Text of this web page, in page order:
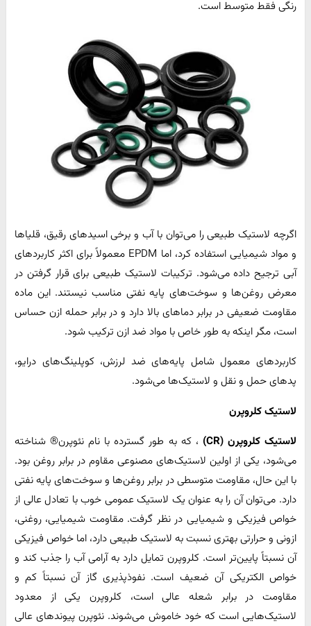
رنگی فقط متوسط ​​است.
اگرچه لاستیک طبیعی را می‌توان با آب و برخی اسیدهای رقیق، قلیاها
و مواد شیمیایی استفاده کرد، اما EPDM معمولاً برای اکثر کاربردهای
آبی ترجیح داده می‌شود. ترکیبات لاستیک طبیعی برای قرار گرفتن در
معرض روغن‌ها و سوخت‌های پایه نفتی مناسب نیستند. این ماده
مقاومت ضعیفی در برابر دماهای بالا دارد و در برابر حمله ازن حساس
است، مگر اینکه به طور خاص با مواد ضد ازن ترکیب شود.
کاربردهای معمول شامل پایه‌های ضد لرزش، کوپلینگ‌های درایو،
پدهای حمل و نقل و لاستیک‌ها می‌شود.
لاستیک کلروپرن
لاستیک کلروپرن (CR) ، که به طور گسترده با نام نئوپرن® شناخته
می‌شود، یکی از اولین لاستیک‌های مصنوعی مقاوم در برابر روغن بود.
با این حال، مقاومت متوسطی در برابر روغن‌ها و سوخت‌های پایه نفتی
دارد. می‌توان آن را به عنوان یک لاستیک عمومی خوب با تعادل عالی از
خواص فیزیکی و شیمیایی در نظر گرفت. مقاومت شیمیایی، روغنی،
ازونی و حرارتی بهتری نسبت به لاستیک طبیعی دارد، اما خواص فیزیکی
آن نسبتاً پایین‌تر است. کلروپرن تمایل دارد به آرامی آب را جذب کند و
خواص الکتریکی آن ضعیف است. نفوذپذیری گاز آن نسبتاً کم و
مقاومت در برابر شعله عالی است، کلروپرن یکی از معدود
لاستیک‌هایی است که خود خاموش می‌شوند. نئوپرن پیوندهای عالی